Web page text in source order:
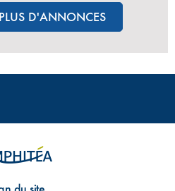
D'ANNONCES